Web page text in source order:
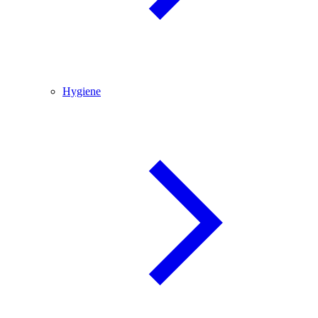
Hygiene